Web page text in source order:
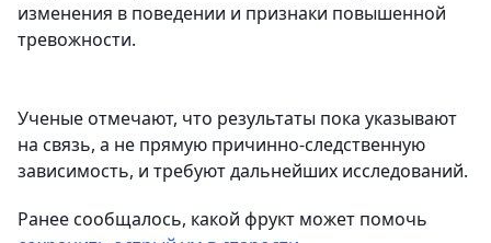
изменения в поведении и признаки повышенной
тревожности.
Ученые отмечают, что результаты пока указывают
на связь, а не прямую причинно-следственную
зависимость, и требуют дальнейших исследований.
Ранее сообщалось, какой фрукт может помочь